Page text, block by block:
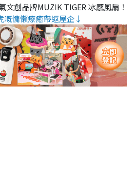
文創品牌MUZIK TIGER 冰感風扇！
嘅慵懶療癒帶返屋企↓